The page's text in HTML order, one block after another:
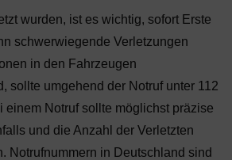
wurden, ist es wichtig, sofort Erste
schwerwiegende Verletzungen
in den Fahrzeugen
sollte umgehend der Notruf unter 112
einem Notruf sollte möglichst präzise
und die Anzahl der Verletzten
Notrufnummern in Deutschland sind